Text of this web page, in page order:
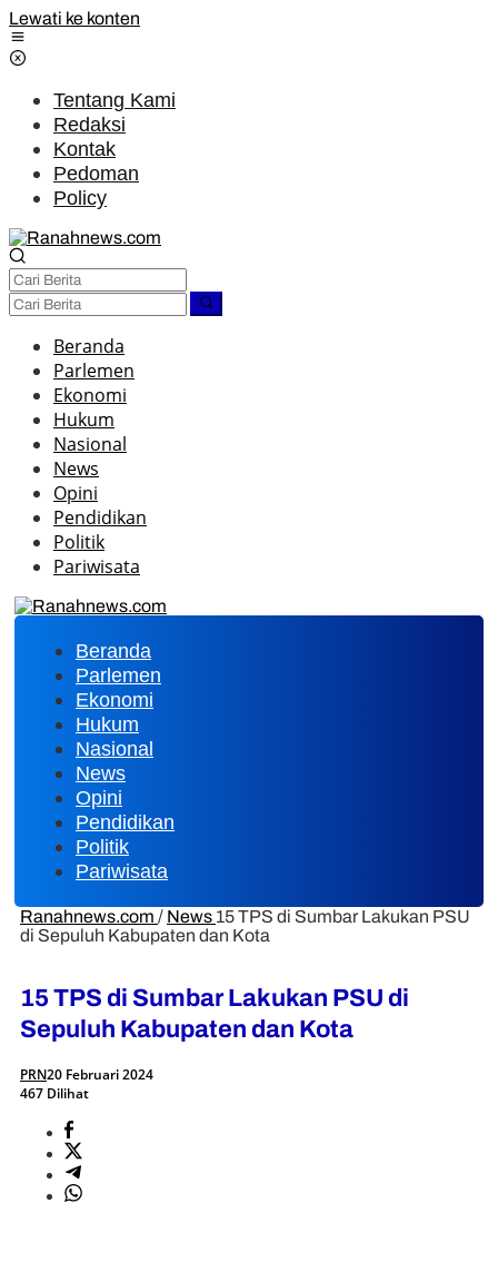
Lewati ke konten
Tentang Kami
Redaksi
Kontak
Pedoman
Policy
Beranda
Parlemen
Ekonomi
Hukum
Nasional
News
Opini
Pendidikan
Politik
Pariwisata
Beranda
Parlemen
Ekonomi
Hukum
Nasional
News
Opini
Pendidikan
Politik
Pariwisata
Ranahnews.com / News 15 TPS di Sumbar Lakukan PSU
di Sepuluh Kabupaten dan Kota
15 TPS di Sumbar Lakukan PSU di
Sepuluh Kabupaten dan Kota
PRN20 Februari 2024
467 Dilihat